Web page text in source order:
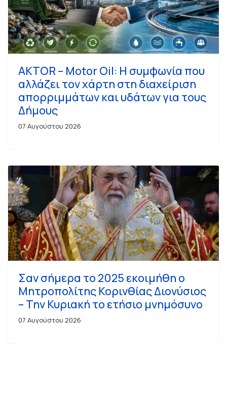
AKTOR – Motor Oil: Η συμφωνία που
αλλάζει τον χάρτη στη διαχείριση
απορριμμάτων και υδάτων για τους
Δήμους
07 Αυγούστου 2026
Σαν σήμερα το 2025 εκοιμήθη ο
Μητροπολίτης Κορινθίας Διονύσιος
– Την Κυριακή το ετήσιο μνημόσυνο
07 Αυγούστου 2026